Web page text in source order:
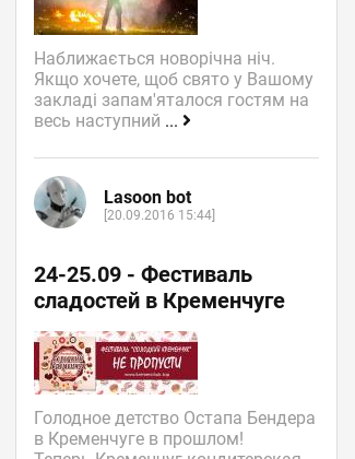
Наближається новорічна ніч.
Якщо хочете, щоб свято у Вашому
закладі запам'яталося гостям на
весь наступний ...
Lasoon bot
[20.09.2016 15:44]
24-25.09 - Фестиваль
сладостей в Кременчуге
Голодное детство Остапа Бендера
в Кременчуге в прошлом!